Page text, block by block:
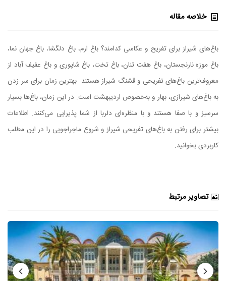
خلاصه مقاله
باغ‌های شیراز برای تفریح و عکاسی کدامند؟ باغ ارم، باغ دلگشا، باغ جهان نما،
باغ موزه نارنجستان، باغ هفت تنان، باغ تخت، باغ شاپوری و باغ عفیف آباد از
معروف‌ترین باغ‌های تفریحی و قشنگ شیراز هستند. بهترین زمان برای سر زدن
به باغ‌‌های شیرازی، بهار و به‌خصوص اردیبهشت است. در این زمان، باغ‌ها بسیار
سرسبز و با صفا هستند و با منظره‌ای دلربا از شما پذیرایی می‌کنند. اطلاعات
بیشتر برای رفتن به باغ‌های تفریحی شیراز و شروع ماجراجویی را در این مطلب
کاربردی بخوانید.
تصاویر مرتبط